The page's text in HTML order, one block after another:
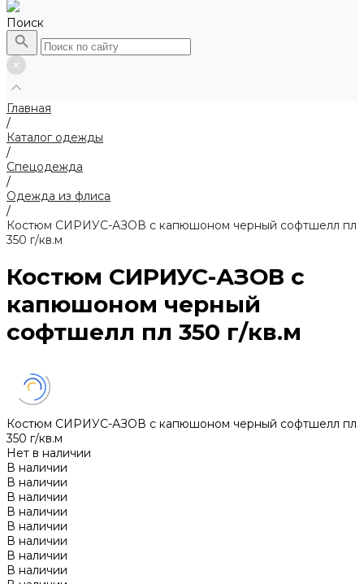
Поиск
Главная
/
Каталог одежды
/
Спецодежда
/
Одежда из флиса
/
Костюм СИРИУС-АЗОВ с капюшоном черный софтшелл пл
350 г/кв.м
Костюм СИРИУС-АЗОВ с
капюшоном черный
софтшелл пл 350 г/кв.м
Костюм СИРИУС-АЗОВ с капюшоном черный софтшелл пл
350 г/кв.м
Нет в наличии
В наличии
В наличии
В наличии
В наличии
В наличии
В наличии
В наличии
В наличии